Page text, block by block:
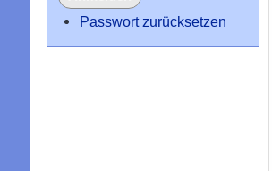
Passwort zurücksetzen